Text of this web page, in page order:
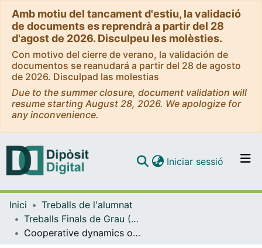
Amb motiu del tancament d'estiu, la validació
de documents es reprendrà a partir del 28
d'agost de 2026. Disculpeu les molèsties.
Con motivo del cierre de verano, la validación de
documentos se reanudará a partir del 28 de agosto
de 2026. Disculpad las molestias
Due to the summer closure, document validation will
resume starting August 28, 2026. We apologize for
any inconvenience.
Navega per tot el DD
Iniciar sessió (current)
Inici
Treballs de l'alumnat
Treballs Finals de Grau (TFG) - Física
Cooperative dynamics of active heterogeneous systems